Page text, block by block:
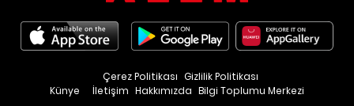
Künye İletişim Hakkımızda Bilgi Toplumu Merkezi
Çerez Politikası Gizlilik Politikası